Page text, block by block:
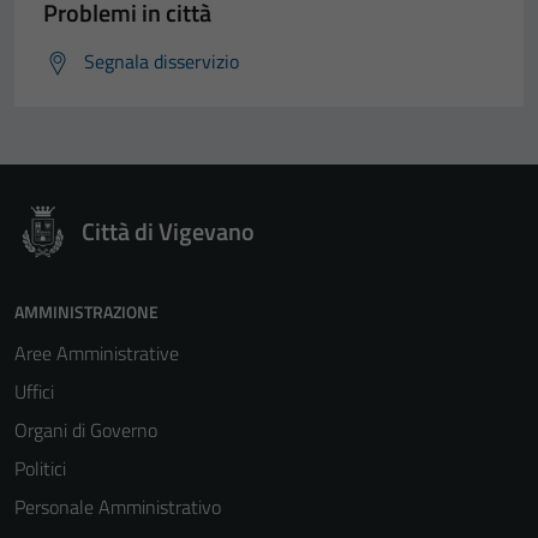
Problemi in città
Segnala disservizio
Città di Vigevano
AMMINISTRAZIONE
Aree Amministrative
Uffici
Organi di Governo
Politici
Personale Amministrativo